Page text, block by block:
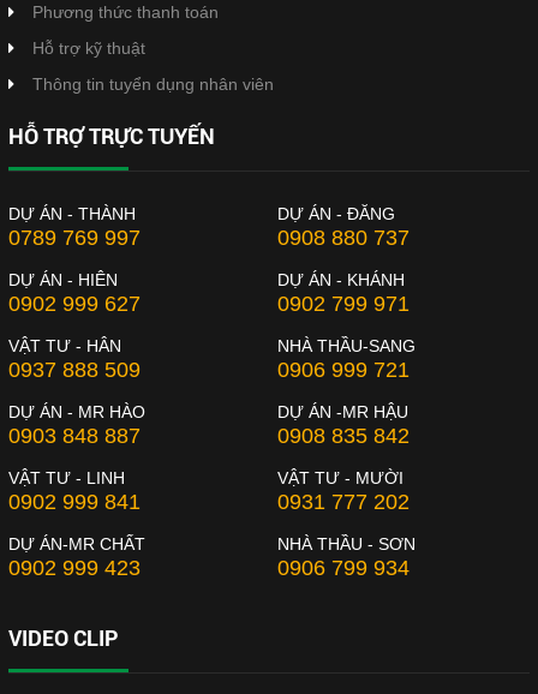
Phương thức thanh toán
Hỗ trợ kỹ thuật
Thông tin tuyển dụng nhân viên
HỖ TRỢ TRỰC TUYẾN
DỰ ÁN - THÀNH
0789 769 997
DỰ ÁN - ĐĂNG
0908 880 737
DỰ ÁN - HIÊN
0902 999 627
DỰ ÁN - KHÁNH
0902 799 971
VẬT TƯ - HÂN
0937 888 509
NHÀ THẦU-SANG
0906 999 721
DỰ ÁN - MR HÀO
0903 848 887
DỰ ÁN -MR HẬU
0908 835 842
VẬT TƯ - LINH
0902 999 841
VẬT TƯ - MƯỜI
0931 777 202
DỰ ÁN-MR CHẤT
0902 999 423
NHÀ THẦU - SƠN
0906 799 934
VIDEO CLIP